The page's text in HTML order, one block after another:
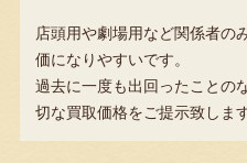
店頭用や劇場用など関係者の
価になりやすいです。
過去に一度も出回ったことの
切な買取価格をご提示致します